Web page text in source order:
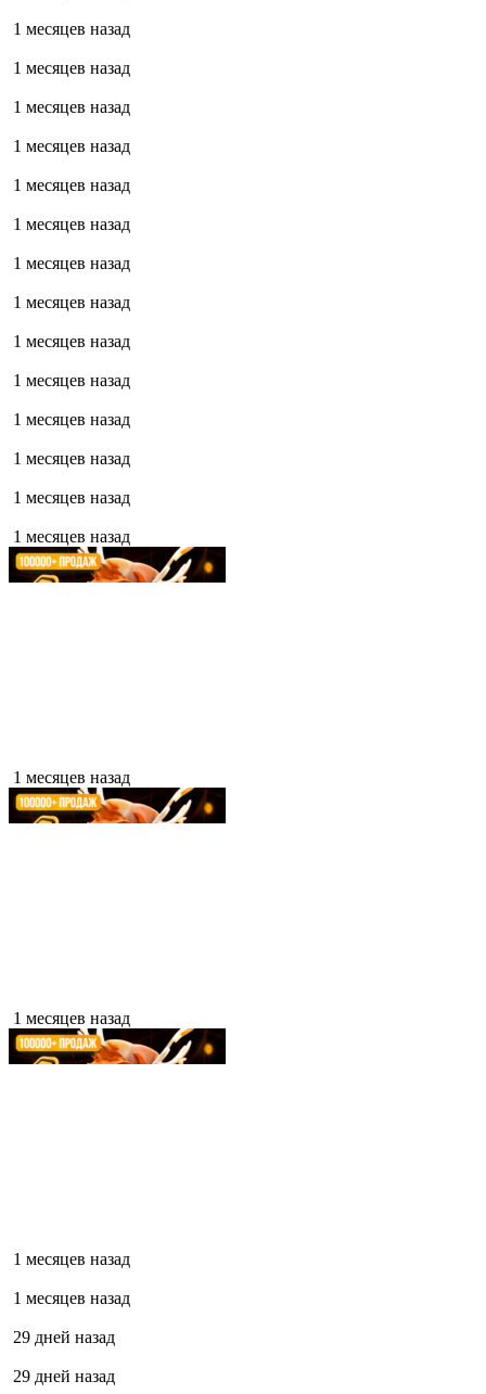
1 месяцев назад
1 месяцев назад
1 месяцев назад
1 месяцев назад
1 месяцев назад
1 месяцев назад
1 месяцев назад
1 месяцев назад
1 месяцев назад
1 месяцев назад
1 месяцев назад
1 месяцев назад
1 месяцев назад
1 месяцев назад
1 месяцев назад
1 месяцев назад
1 месяцев назад
1 месяцев назад
29 дней назад
29 дней назад